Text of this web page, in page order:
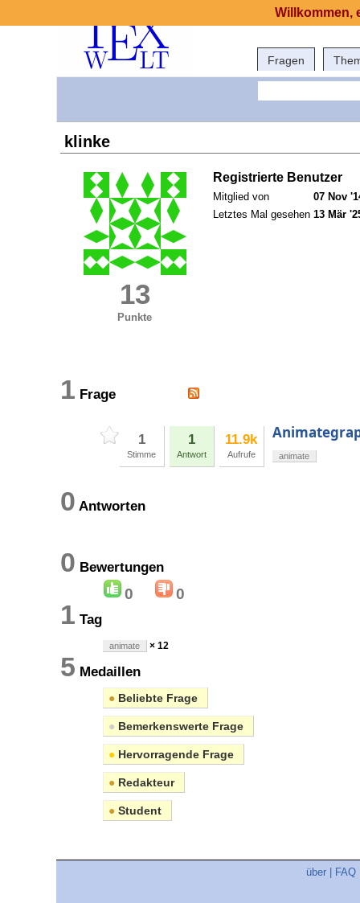
Fragen
klinke
13
Punkte
Registrierte Benutzer
Mitglied von
07 Nov
Letztes Mal gesehen 13 Mär
1 Frage
1
Stimme
1
Antwort
11.9k
Aufrufe animate
0 Antworten
0 Bewertungen
0 0
1 Tag
animate × 12
5 Medaillen
● Beliebte Frage
● Bemerkenswerte Frage
● Hervorragende Frage
● Redakteur
● Student
über FAQ
Willkommen,